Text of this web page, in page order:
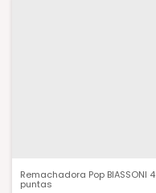
Remachadora Pop BIASSONI 4
puntas